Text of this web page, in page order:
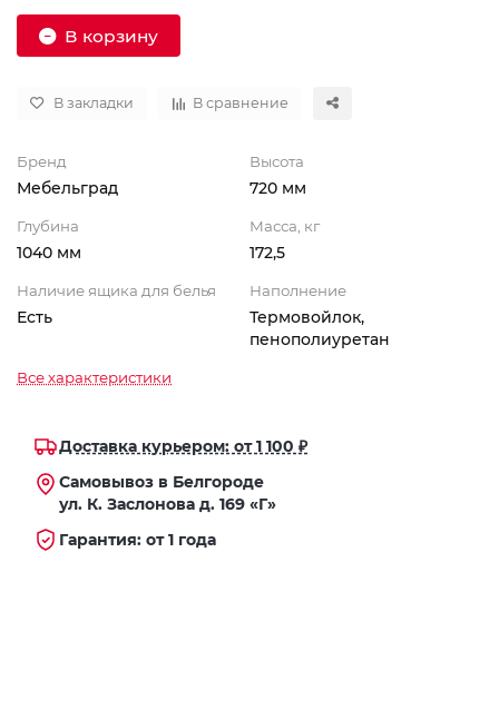
В корзину
В закладки В сравнение
Бренд
Мебельград
Высота
720 мм
Глубина
1040 мм
Масса, кг
172,5
Наличие ящика для белья
Есть
Наполнение
Термовойлок,
пенополиуретан
Все характеристики
Доставка курьером: от 1 100 ₽
Самовывоз в Белгороде
ул. К. Заслонова д. 169 «Г»
Гарантия: от 1 года